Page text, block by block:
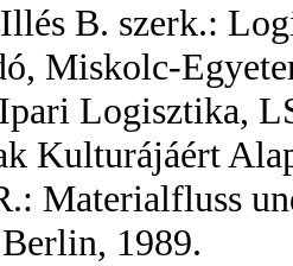
B. szerk.:
Miskolc-
Logisztika,
Kulturájáért
Materialfluss
1989.